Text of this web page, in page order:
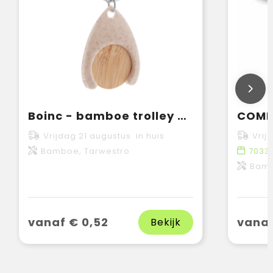
Boinc - bamboe trolley munt
Vrijdag 21 augustus in huis
Bamboe, Tarwestro
vanaf € 0,52 Bekijk